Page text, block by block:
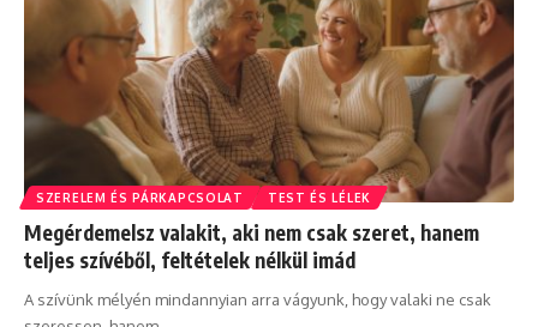
SZERELEM ÉS PÁRKAPCSOLAT TEST ÉS LÉLEK
Megérdemelsz valakit, aki nem csak szeret, hanem
teljes szívéből, feltételek nélkül imád
A szívünk mélyén mindannyian arra vágyunk, hogy valaki ne csak